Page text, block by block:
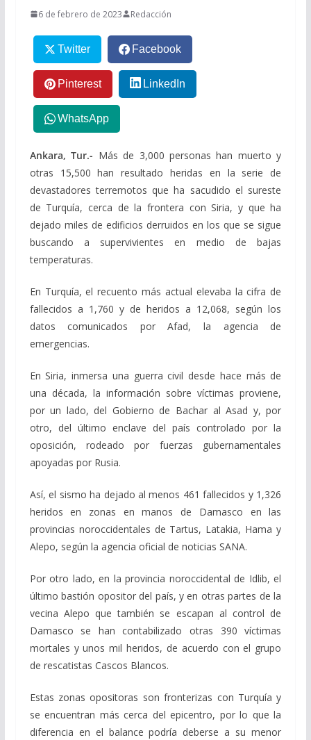
6 de febrero de 2023 Redacción
Twitter Facebook
Pinterest LinkedIn
WhatsApp
Ankara, Tur.- Más de 3,000 personas han muerto y
otras 15,500 han resultado heridas en la serie de
devastadores terremotos que ha sacudido el sureste
de Turquía, cerca de la frontera con Siria, y que ha
dejado miles de edificios derruidos en los que se sigue
buscando a supervivientes en medio de bajas
temperaturas.
En Turquía, el recuento más actual elevaba la cifra de
fallecidos a 1,760 y de heridos a 12,068, según los
datos comunicados por Afad, la agencia de
emergencias.
En Siria, inmersa una guerra civil desde hace más de
una década, la información sobre víctimas proviene,
por un lado, del Gobierno de Bachar al Asad y, por
otro, del último enclave del país controlado por la
oposición, rodeado por fuerzas gubernamentales
apoyadas por Rusia.
Así, el sismo ha dejado al menos 461 fallecidos y 1,326
heridos en zonas en manos de Damasco en las
provincias noroccidentales de Tartus, Latakia, Hama y
Alepo, según la agencia oficial de noticias SANA.
Por otro lado, en la provincia noroccidental de Idlib, el
último bastión opositor del país, y en otras partes de la
vecina Alepo que también se escapan al control de
Damasco se han contabilizado otras 390 víctimas
mortales y unos mil heridos, de acuerdo con el grupo
de rescatistas Cascos Blancos.
Estas zonas opositoras son fronterizas con Turquía y
se encuentran más cerca del epicentro, por lo que la
diferencia en el balance podría deberse a su menor